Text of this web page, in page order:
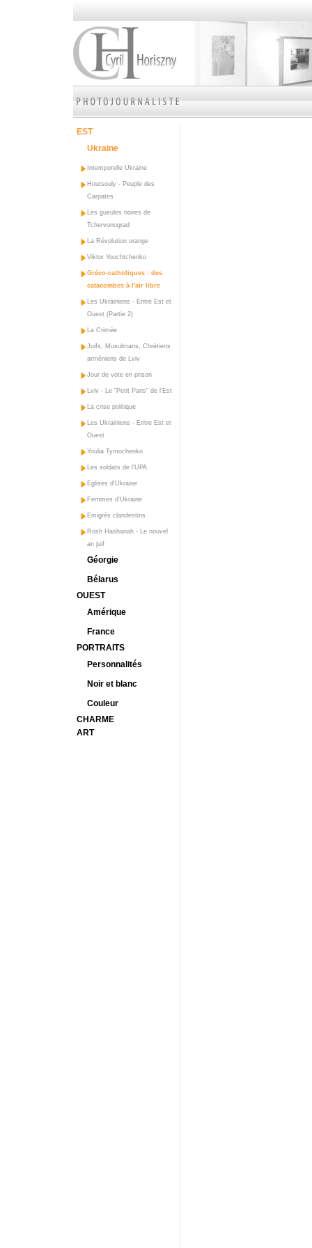
EST
Ukraine
Intemporelle Ukraine
Houtsouly - Peuple des
Carpates
Les gueules noires de
Tchervonograd
La Révolution orange
Viktor Youchtchenko
Gréco-catholiques : des
catacombes à l'air libre
Les Ukrainiens - Entre Est et
Ouest (Partie 2)
La Crimée
Juifs, Musulmans, Chrétiens
arméniens de Lviv
Jour de vote en prison
Lviv - Le "Petit Paris" de l'Est
La crise politique
Les Ukrainiens - Entre Est et
Ouest
Youlia Tymochenko
Les soldats de l'UPA
Eglises d'Ukraine
Femmes d'Ukraine
Emigrés clandestins
Rosh Hashanah - Le nouvel
an juif
Géorgie
Bélarus
OUEST
Amérique
France
PORTRAITS
Personnalités
Noir et blanc
Couleur
CHARME
ART